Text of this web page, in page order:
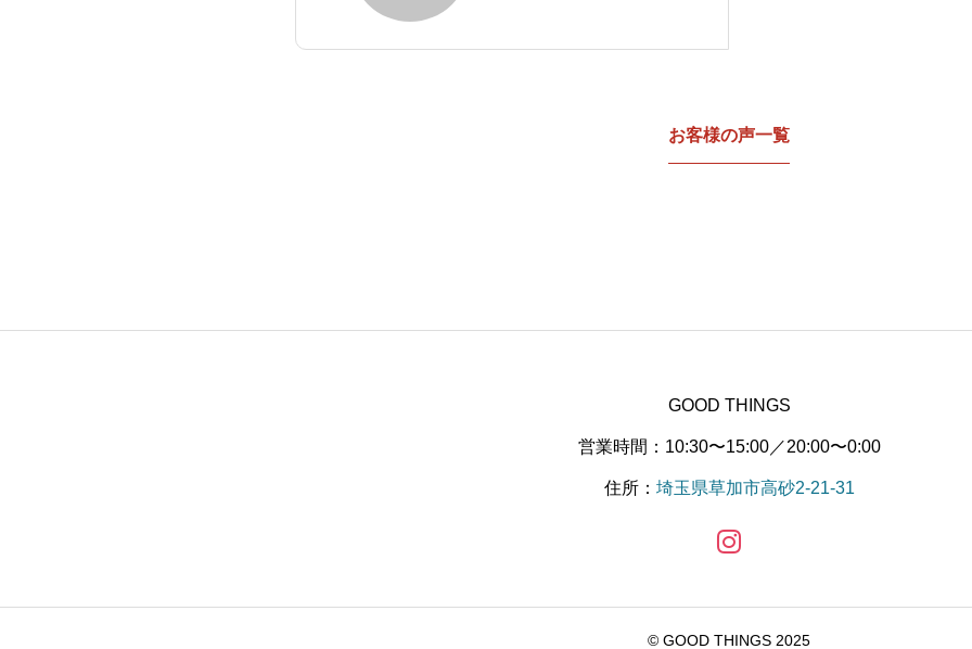
お客様の声一覧
GOOD THINGS
営業時間：10:30〜15:00／20:00〜0:00
住所： 埼玉県草加市高砂2-21-31
© GOOD THINGS 2025